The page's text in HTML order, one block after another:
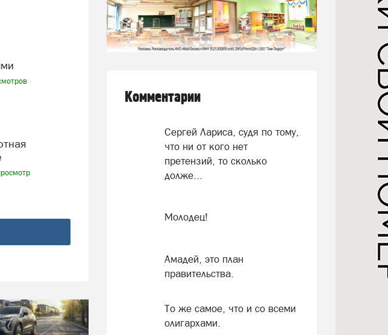
Комментарии
Сергей Лариса, судя по тому,
что ни от кого нет
претензий, то сколько
долже...
Молодец!
Амадей, это план
правительства.
То же самое, что и со всеми
олигархами.